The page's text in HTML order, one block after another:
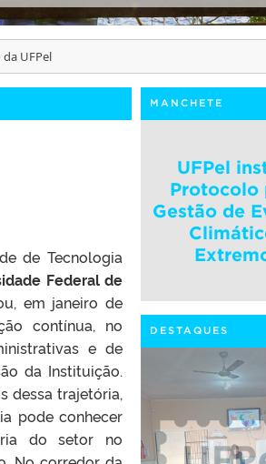
UFPel
de Tecnologia
Federal de
em janeiro de
contínua, no
e de
da Instituição.
dessa trajetória,
pode conhecer
do setor no
MANCHETE
UFPel
Protocolo
Gestão de
DESTAQUES